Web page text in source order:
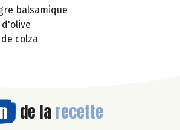
balsamique
d'olive
colza
de la recette